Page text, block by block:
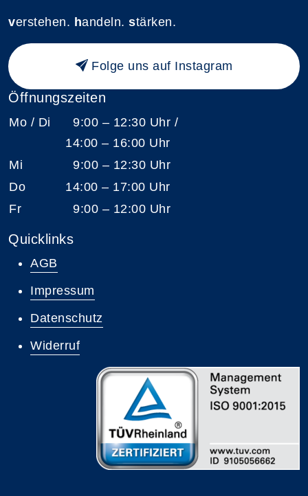
verstehen. handeln. stärken.
Folge uns auf Instagram
Öffnungszeiten
Mo / Di
9:00 – 12:30 Uhr /
14:00 – 16:00 Uhr
Mi
9:00 – 12:30 Uhr
Do
14:00 – 17:00 Uhr
Fr
9:00 – 12:00 Uhr
Quicklinks
AGB
Impressum
Datenschutz
Widerruf